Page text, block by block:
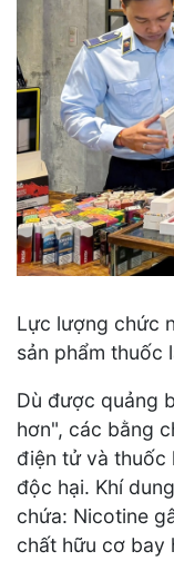
Lực lượng chức
sản phẩm thuốc
Dù được quảng
hơn", các bằng
điện tử và thuốc
độc hại. Khí
chứa: Nicotine
chất hữu cơ bay